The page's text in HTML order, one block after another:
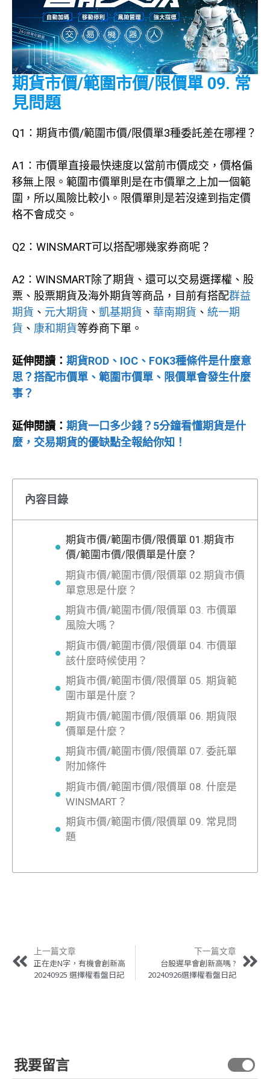
期貨市價/範圍市價/限價單 09. 常
見問題
Q1：期貨市價/範圍市價/限價單3種委託差在哪裡？
A1：市價單直接最快速度以當前市價成交，價格偏
移無上限。範圍市價單則是在市價單之上加一個範
圍，所以風險比較小。限價單則是若沒達到指定價
格不會成交。
Q2：WINSMART可以搭配哪幾家券商呢？
A2：WINSMART除了期貨、還可以交易選擇權、股
票、股票期貨及海外期貨等商品，目前有搭配群益
期貨 、 元大期貨 、 凱基期貨 、 華南期貨 、 統一期
貨 、 康和期貨等券商下單。
延伸閱讀： 期貨ROD、IOC、FOK3種條件是什麼意
思？搭配市價單、範圍市價單、限價單會發生什麼
事？
延伸閱讀： 期貨一口多少錢？5分鐘看懂期貨是什
麼，交易期貨的優缺點全報給你知！
內容目錄
期貨市價/範圍市價/限價單 01.期貨市
價/範圍市價/限價單是什麼？
期貨市價/範圍市價/限價單 02.期貨市價
單意思是什麼？
期貨市價/範圍市價/限價單 03. 市價單
風險大嗎？
期貨市價/範圍市價/限價單 04. 市價單
該什麼時候使用？
期貨市價/範圍市價/限價單 05. 期貨範
圍市單是什麼？
期貨市價/範圍市價/限價單 06. 期貨限
價單是什麼？
期貨市價/範圍市價/限價單 07. 委託單
附加條件
期貨市價/範圍市價/限價單 08. 什麼是
WINSMART？
期貨市價/範圍市價/限價單 09. 常見問
題
上一篇文章
正在走N字，有機會創新高
20240925 選擇權看盤日記
下一篇文章
台股遲早會創新高嗎 ?
20240926選擇權看盤日記
我要留言